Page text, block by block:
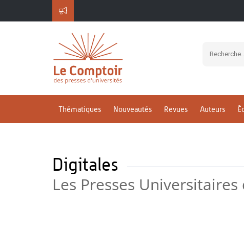
Thématiques Nouveautés Revues Auteurs
Digitales
Les Presses Universitaires